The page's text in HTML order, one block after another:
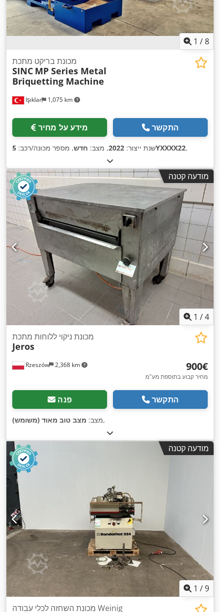
1 /8
Işıklar 1,075 km
מכונת בריקט מתכת
SINC MP Series Metal
Briquetting Machine
מידע על מחיר התקשר
שנת ייצור: 2022, מצב: חדש, מספר מכונה/רכב: 5YXXXX22,
מודעה קטנה
1 /4
Rzeszów 2,368 km
מכונת ניקוי ללוחות מתכת
Jeros
‏900 ‏€
מחיר קבוע בתוספת מע"מ
פנה התקשר
מצב: מצב טוב מאוד (משומש) ,
מודעה קטנה
1 /9
מכונת השחזה לכלי עבודה Weinig